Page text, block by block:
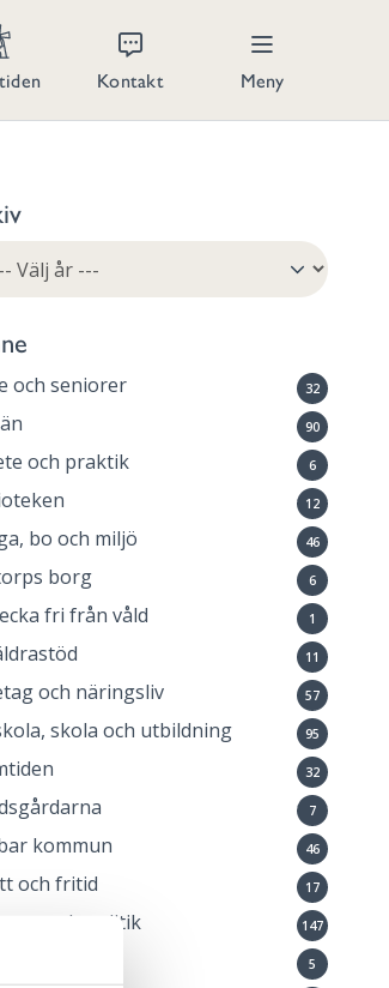
Kontakt Meny
och seniorer 32
90
och praktik 6
12
bo och miljö 46
borg 6
fri från våld 1
11
och näringsliv 57
skola och utbildning 95
32
7
kommun 46
och fritid 17
och politik 147
5